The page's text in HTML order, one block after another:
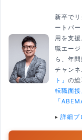
新卒で
ートパ
用を支
職エー
ら、年
チャンネ
ト」 の
転職面接
「
▸ 詳細プ